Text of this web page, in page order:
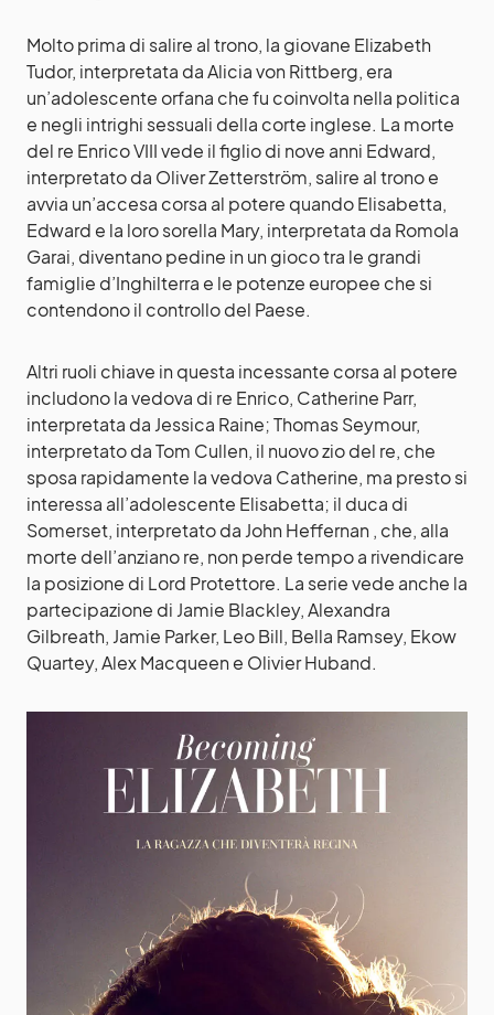
Molto prima di salire al trono, la giovane Elizabeth
Tudor, interpretata da Alicia von Rittberg, era
un’adolescente orfana che fu coinvolta nella politica
e negli intrighi sessuali della corte inglese. La morte
del re Enrico VIII vede il figlio di nove anni Edward,
interpretato da Oliver Zetterström, salire al trono e
avvia un’accesa corsa al potere quando Elisabetta,
Edward e la loro sorella Mary, interpretata da Romola
Garai, diventano pedine in un gioco tra le grandi
famiglie d’Inghilterra e le potenze europee che si
contendono il controllo del Paese.
Altri ruoli chiave in questa incessante corsa al potere
includono la vedova di re Enrico, Catherine Parr,
interpretata da Jessica Raine; Thomas Seymour,
interpretato da Tom Cullen, il nuovo zio del re, che
sposa rapidamente la vedova Catherine, ma presto si
interessa all’adolescente Elisabetta; il duca di
Somerset, interpretato da John Heffernan , che, alla
morte dell’anziano re, non perde tempo a rivendicare
la posizione di Lord Protettore. La serie vede anche la
partecipazione di Jamie Blackley, Alexandra
Gilbreath, Jamie Parker, Leo Bill, Bella Ramsey, Ekow
Quartey, Alex Macqueen e Olivier Huband.